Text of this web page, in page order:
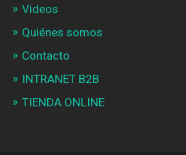
Videos
Quiénes somos
Contacto
INTRANET B2B
TIENDA ONLINE